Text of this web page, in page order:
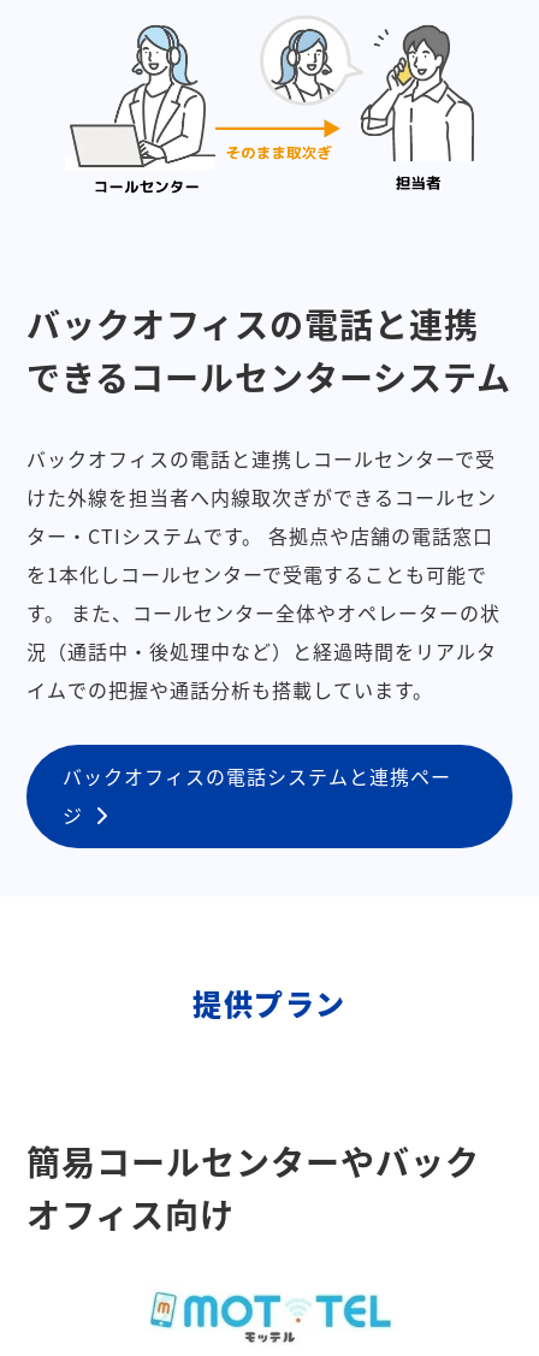
バックオフィスの電話と連携
できるコールセンターシステム
バックオフィスの電話と連携しコールセンターで受
けた外線を担当者へ内線取次ぎができるコールセン
ター・CTIシステムです。
各拠点や店舗の電話窓口
を1本化しコールセンターで受電することも可能で
す。
また、コールセンター全体やオペレーターの状
況（通話中・後処理中など）と経過時間をリアルタ
イムでの把握や通話分析も搭載しています。
バックオフィスの電話システムと連携ペー
ジ
提供プラン
簡易コールセンターやバック
オフィス向け